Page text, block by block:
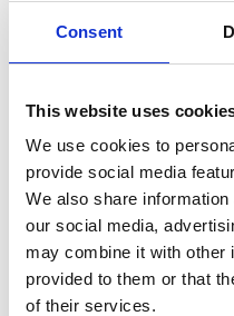
Consent
This website uses
We use cookies to
provide social media
We also share
our social media,
may combine it with other
provided to them or that
of their services.
Lieferzeit:
sofort
Merken